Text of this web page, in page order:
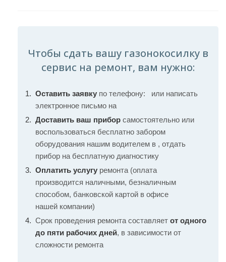
Чтобы сдать вашу газонокосилку в
сервис на ремонт, вам нужно:
Оставить заявку по телефону:
или написать
электронное письмо на
Доставить ваш прибор самостоятельно или
воспользоваться бесплатно забором
оборудования нашим водителем в , отдать
прибор на бесплатную диагностику
Оплатить услугу ремонта (оплата
производится наличными, безналичным
способом, банковской картой в офисе
нашей компании)
Срок проведения ремонта составляет от одного
до пяти рабочих дней, в зависимости от
сложности ремонта